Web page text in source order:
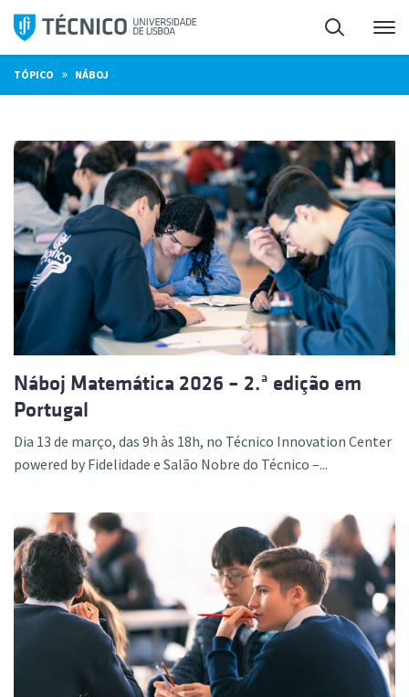
Saltar
para
o
conteúdo
Pesquisa
TÓPICO » NÁBOJ
Náboj Matemática 2026 – 2.ª edição em
Portugal
Dia 13 de março, das 9h às 18h, no Técnico Innovation Center
powered by Fidelidade e Salão Nobre do Técnico –...